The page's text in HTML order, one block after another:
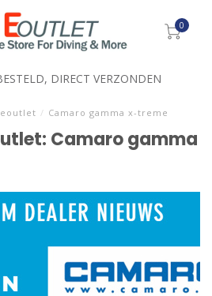
0
DIRECT VERZONDEN
/ Camaro gamma x-treme
Camaro gamma